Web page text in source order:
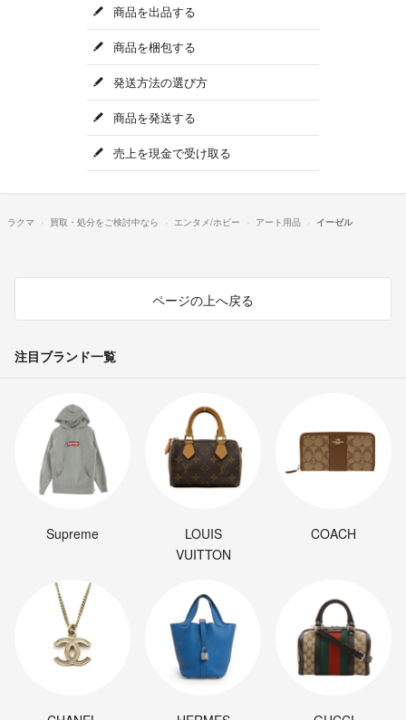
商品を出品する
商品を梱包する
発送方法の選び方
商品を発送する
売上を現金で受け取る
ラクマ 買取・処分をご検討中なら エンタメ/ホビー アート用品 イーゼル
ページの上へ戻る
注目ブランド一覧
Supreme
LOUIS
VUITTON
COACH